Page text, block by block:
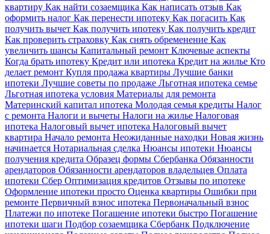
квартиру Как найти созаемщика Как написать отзыв Как
оформить налог Как перенести ипотеку Как погасить Как
получить вычет Как получить ипотеку Как получить кредит
Как проверить страховку Как снять обременение Как
увеличить шансы Капитальный ремонт Ключевые аспекты
Когда брать ипотеку Кредит или ипотека Кредит на жилье Кто
делает ремонт Купля продажа квартиры Лучшие банки
ипотеки Лучшие советы по продаже Льготная ипотека семье
Льготная ипотека условия Материалы для ремонта
Материнский капитал ипотека Молодая семья кредиты Налог
с ремонта Налоги и вычеты Налоги на жилье Налоговая
ипотека Налоговый вычет ипотека Налоговый вычет
квартира Начало ремонта Неожиданные находки Новая жизнь
начинается Нотариальная сделка Нюансы ипотеки Нюансы
получения кредита Образец формы Сбербанка Обязанности
арендаторов Обязанности арендаторов владельцев Оплата
ипотеки Сбер Оптимизация кредитов Отзывы по ипотеке
Оформление ипотеки просто Оценка квартиры Ошибки при
ремонте Первичный взнос ипотека Первоначальный взнос
Платежи по ипотеке Погашение ипотеки быстро Погашение
ипотеки шаги Подбор созаемщика Сбербанк Подключение